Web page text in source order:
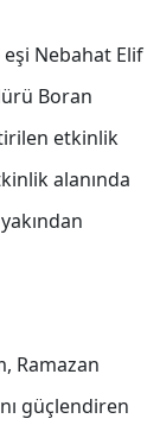
Nebahat Elif
Boran
etkinlik
alanında
Ramazan
güçlendiren